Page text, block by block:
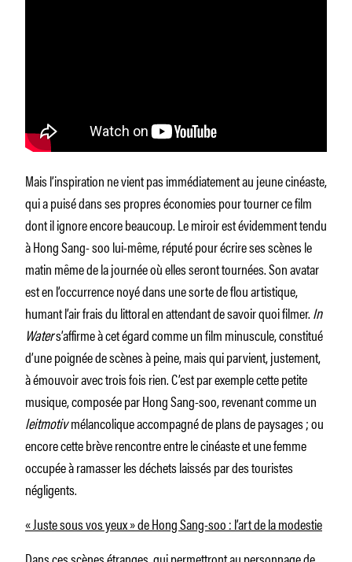
Mais l’inspiration ne vient pas immédiatement au jeune cinéaste,
qui a puisé dans ses propres économies pour tourner ce film
dont il ignore encore beaucoup. Le miroir est évidemment tendu
à Hong Sang- soo lui-même, réputé pour écrire ses scènes le
matin même de la journée où elles seront tournées. Son avatar
est en l’occurrence noyé dans une sorte de flou artistique,
humant l’air frais du littoral en attendant de savoir quoi filmer.In
Waters’affirme à cet égard comme un film minuscule, constitué
d’une poignée de scènes à peine, mais qui parvient, justement,
à émouvoir avec trois fois rien. C’est par exemple cette petite
musique, composée par Hong Sang-soo, revenant comme un
leitmotivmélancolique accompagné de plans de paysages ; ou
encore cette brève rencontre entre le cinéaste et une femme
occupée à ramasser les déchets laissés par des touristes
négligents.
« Juste sous vos yeux » de Hong Sang-soo : l’art de la modestie
Dans ces scènes étranges, qui permettront au personnage de